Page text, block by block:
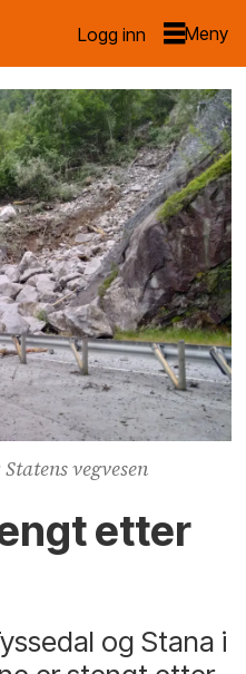
Logg inn
vegvesen
etter
og Stana i